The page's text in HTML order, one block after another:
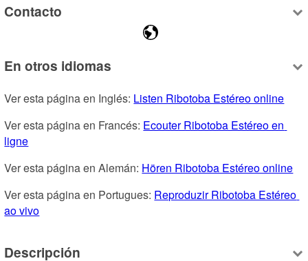
Contacto
En otros idiomas
Ver esta página en Inglés: Listen Ribotoba Estéreo online
Ver esta página en Francés: Ecouter Ribotoba Estéreo en
ligne
Ver esta página en Alemán: Hören Ribotoba Estéreo online
Ver esta página en Portugues: Reproduzir Ribotoba Estéreo
ao vivo
Descripción